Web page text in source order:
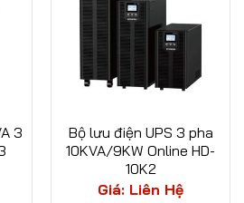
3
Bộ lưu điện UPS 3 pha
10KVA/9KW Online HD-
10K2
Giá: Liên Hệ